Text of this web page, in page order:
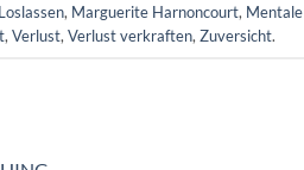
Loslassen, Marguerite Harnoncourt, Mentale
, Verlust, Verlust verkraften, Zuversicht.